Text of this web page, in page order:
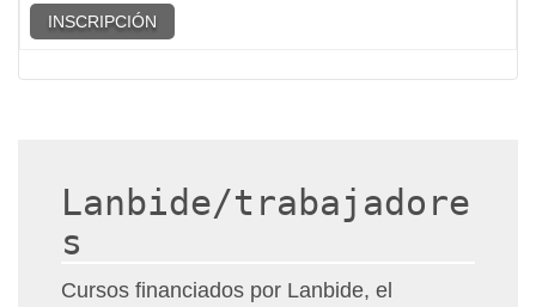
INSCRIPCIÓN
Lanbide/trabajadore
s
Cursos financiados por Lanbide, el